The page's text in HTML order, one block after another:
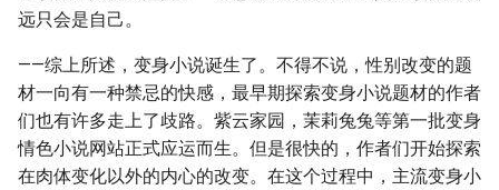
远只会是自己。
——综上所述，变身小说诞生了。不得不说，性别改变的题
材一向有一种禁忌的快感，最早期探索变身小说题材的作者
们也有许多走上了歧路。紫云家园，茉莉兔兔等第一批变身
情色小说网站正式应运而生。但是很快的，作者们开始探索
在肉体变化以外的内心的改变。在这个过程中，主流变身小